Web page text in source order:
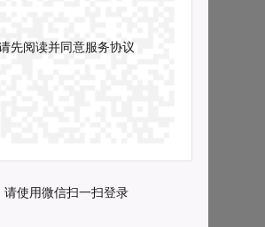
先阅读并同意服务协议
请使用微信扫一扫登录